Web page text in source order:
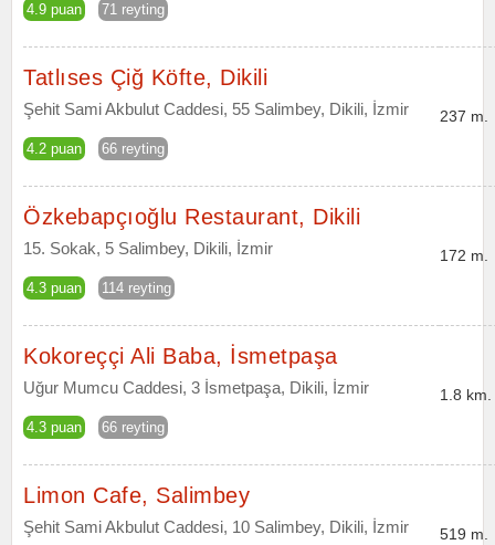
4.9 puan 71 reyting
Tatlıses Çiğ Köfte, Dikili
Şehit Sami Akbulut Caddesi, 55 Salimbey, Dikili, İzmir
4.2 puan 66 reyting
237 m.
Özkebapçıoğlu Restaurant, Dikili
15. Sokak, 5 Salimbey, Dikili, İzmir
4.3 puan 114 reyting
172 m.
Kokoreççi Ali Baba, İsmetpaşa
Uğur Mumcu Caddesi, 3 İsmetpaşa, Dikili, İzmir
4.3 puan 66 reyting
1.8 km.
Limon Cafe, Salimbey
Şehit Sami Akbulut Caddesi, 10 Salimbey, Dikili, İzmir 519 m.